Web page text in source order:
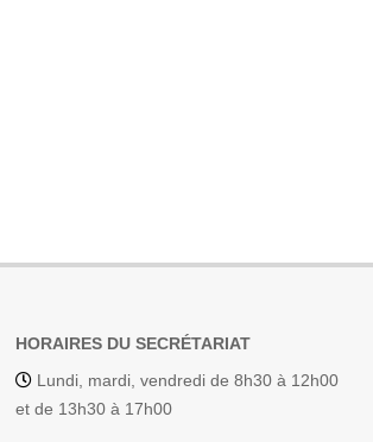
HORAIRES DU SECRÉTARIAT
Lundi, mardi, vendredi de 8h30 à 12h00
et de 13h30 à 17h00